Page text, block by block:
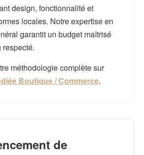
design, fonctionnalité et
locales. Notre expertise en
garantit un budget maîtrisé
méthodologie complète sur
Boutique / Commerce.
de